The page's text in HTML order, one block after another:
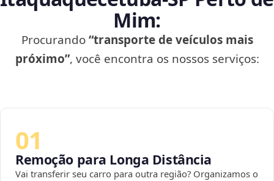
Mim:
Procurando“transporte de veículos mais
próximo”, você encontra os nossos serviços:
01
Remoção para Longa Distância
Vai transferir seu carro para outra região? Organizamos o